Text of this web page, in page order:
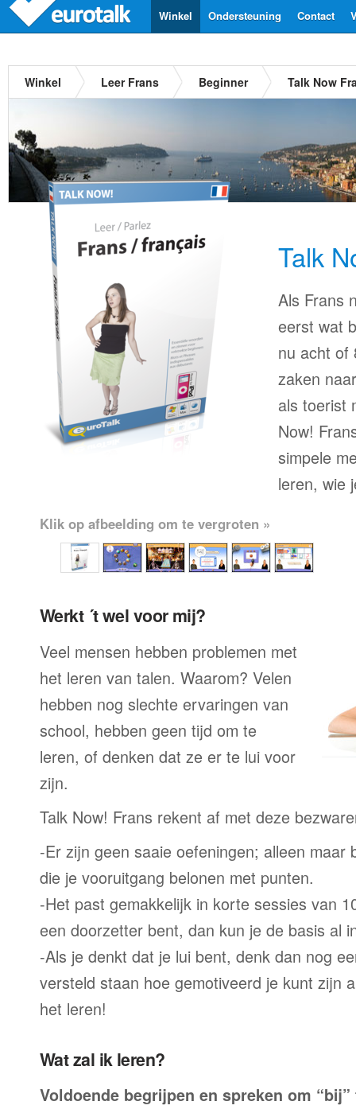
Contact
Ondersteuning
Winkel
Winkel Leer Frans Beginner Talk Now
Talk
Als Frans
eerst wat
nu acht of
zaken
als toerist
Now!
simpele
leren, wie
Klik op afbeelding om te vergroten »
Werkt ´t wel voor mij?
Veel mensen hebben problemen met
het leren van talen. Waarom? Velen
hebben nog slechte ervaringen van
school, hebben geen tijd om te
leren, of denken dat ze er te lui voor
zijn.
Talk Now! Frans rekent af met deze
-Er zijn geen saaie oefeningen; alleen maar
die je vooruitgang belonen met punten.
-Het past gemakkelijk in korte sessies van
een doorzetter bent, dan kun je de basis al
-Als je denkt dat je lui bent, denk dan nog
versteld staan hoe gemotiveerd je kunt zijn
het leren!
Wat zal ik leren?
Voldoende begrijpen en spreken om